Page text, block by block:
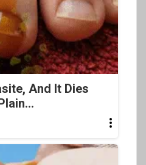
And It Dies